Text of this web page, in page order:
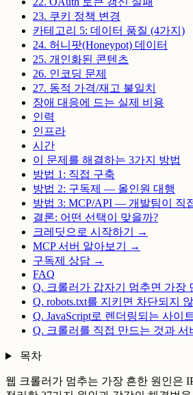
23. 쿠키 정책 변경
카테고리 5: 데이터 품질 (4가지)
24. 허니팟(Honeypot) 데이터
25. 개인화된 콘텐츠
26. 인코딩 문제
27. 동적 가격/재고 불일치
장애 대응에 드는 실제 비용
인력
인프라
시간
이 문제를 해결하는 3가지 방법
방법 1: 직접 구축
방법 2: 구독제 — 올인원 대행
방법 3: MCP/API — 개발팀이 직
결론: 어떤 선택이 맞을까?
크레딧으로 시작하기 →
MCP 서버 알아보기 →
구독제 상담 →
FAQ
Q. 크롤러가 갑자기 멈추면 가장
Q. robots.txt를 지키면 차단되지
Q. JavaScript로 렌더링되는 사이
Q. 크롤러를 직접 만드는 것과
목차
웹 크롤러가 멈추는 가장 흔한 원인은